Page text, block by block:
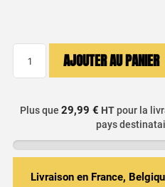
liquide
Nuts
Moonshiners
60ml
AJOUTER AU PANIER
Plus que 29,99 € HTpour la
pays
Livraison en France,